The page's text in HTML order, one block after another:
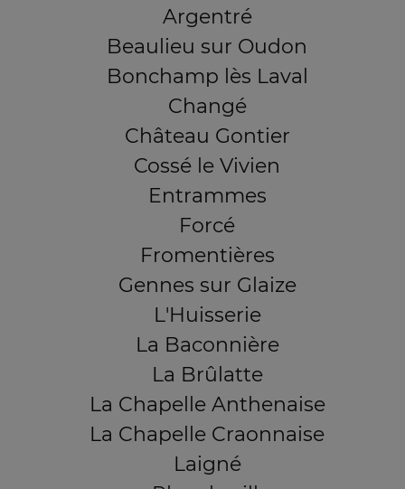
Argentré
Beaulieu sur Oudon
Bonchamp lès Laval
Changé
Château Gontier
Cossé le Vivien
Entrammes
Forcé
Fromentières
Gennes sur Glaize
L'Huisserie
La Baconnière
La Brûlatte
La Chapelle Anthenaise
La Chapelle Craonnaise
Laigné